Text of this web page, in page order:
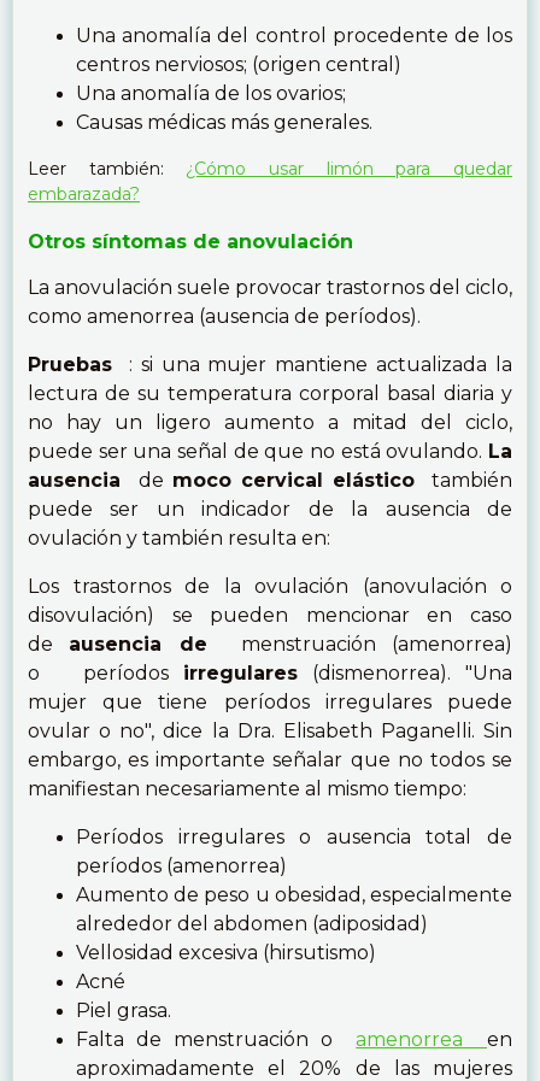
Una anomalía del control procedente de los
centros nerviosos; (origen central)
Una anomalía de los ovarios;
Causas médicas más generales.
Leer también: ¿Cómo usar limón para quedar
embarazada?
Otros síntomas de anovulación
La anovulación suele provocar trastornos del ciclo,
como amenorrea (ausencia de períodos).
Pruebas : si una mujer mantiene actualizada la
lectura de su temperatura corporal basal diaria y
no hay un ligero aumento a mitad del ciclo,
puede ser una señal de que no está ovulando. La
ausencia
de moco cervical elástico también
puede ser un indicador de la ausencia de
ovulación y también resulta en:
Los trastornos de la ovulación (anovulación o
disovulación) se pueden mencionar en caso
de ausencia de
menstruación (amenorrea)
o períodos irregulares (dismenorrea). "Una
mujer que tiene períodos irregulares puede
ovular o no", dice la Dra. Elisabeth Paganelli. Sin
embargo, es importante señalar que no todos se
manifiestan necesariamente al mismo tiempo:
Períodos irregulares o ausencia total de
períodos (amenorrea)
Aumento de peso u obesidad, especialmente
alrededor del abdomen (adiposidad)
Vellosidad excesiva (hirsutismo)
Acné
Piel grasa.
Falta de menstruación oamenorreaen
aproximadamente el 20% de las mujeres